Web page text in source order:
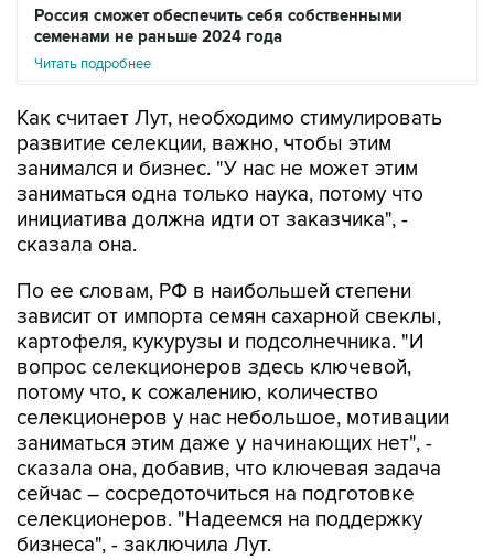
Россия сможет обеспечить себя собственными
семенами не раньше 2024 года
Читать подробнее
Как считает Лут, необходимо стимулировать
развитие селекции, важно, чтобы этим
занимался и бизнес. "У нас не может этим
заниматься одна только наука, потому что
инициатива должна идти от заказчика", -
сказала она.
По ее словам, РФ в наибольшей степени
зависит от импорта семян сахарной свеклы,
картофеля, кукурузы и подсолнечника. "И
вопрос селекционеров здесь ключевой,
потому что, к сожалению, количество
селекционеров у нас небольшое, мотивации
заниматься этим даже у начинающих нет", -
сказала она, добавив, что ключевая задача
сейчас – сосредоточиться на подготовке
селекционеров. "Надеемся на поддержку
бизнеса", - заключила Лут.